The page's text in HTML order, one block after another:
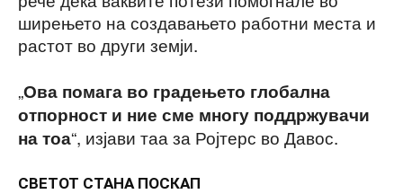
ширењето на создавањето работни места и
растот во други земји.
„Ова помага во градењето глобална
отпорност и ние сме многу поддржувачи
на тоа“, изјави таа за Ројтерс во Давос.
СВЕТОТ СТАНА ПОСКАП